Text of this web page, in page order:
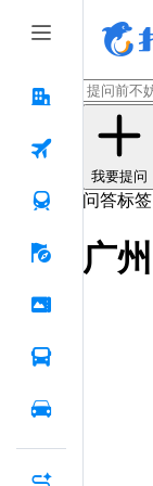
我要提问
问答标签
广州